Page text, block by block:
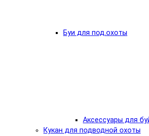
Буи для под.охоты
Аксессуары для
Кукан для подводной охоты